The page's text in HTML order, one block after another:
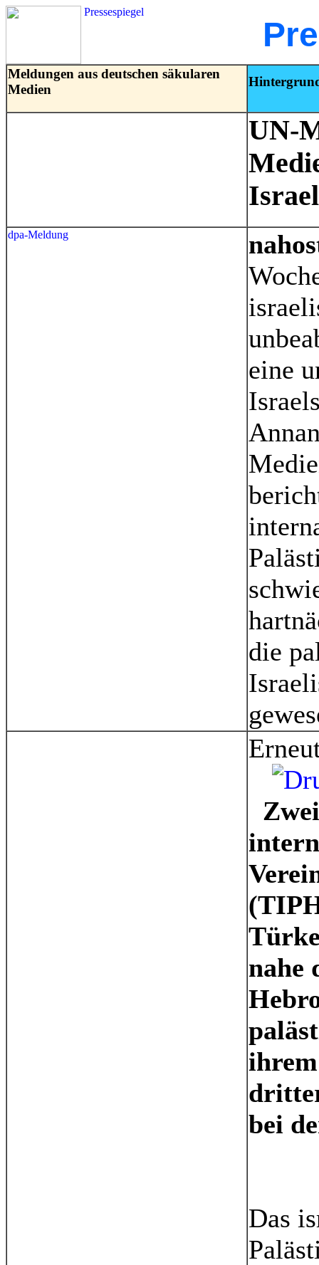
Pressespiegel
Meldungen aus deutschen säkularen
Medien
UN-
dpa-Meldung
eine
die
nahe
bei
Das